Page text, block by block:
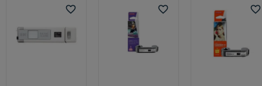
favorite_border favorite_border favorite_border